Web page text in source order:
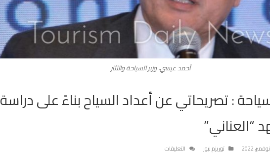
أحمد عيسي، وزير السياحة والآثار
: تصريحاتي عن أعداد السياح بناءً على دراسة
“العناني”
توريزم نيوز التعليقات